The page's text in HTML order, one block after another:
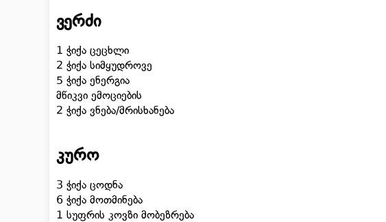
ვერძი
1 ჭიქა ცეცხლი
2 ჭიქა სიმყუდროვე
5 ჭიქა ენერგია
მწიკვი ემოციების
2 ჭიქა ვნება/მრისხანება
კურო
3 ჭიქა ცოდნა
6 ჭიქა მოთმინება
1 სუფრის კოვზი მობეზრება